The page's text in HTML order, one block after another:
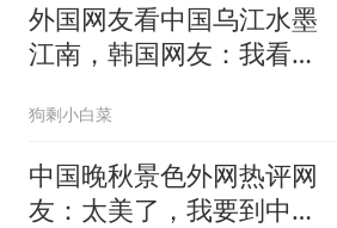
外国网友看中国乌江水墨
江南，韩国网友：我看见
狗剩小白菜
中国晚秋景色外网热评网
友：太美了，我要到中国